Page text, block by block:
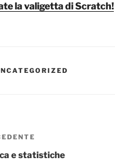
la valigetta di Scratch!
e statistiche